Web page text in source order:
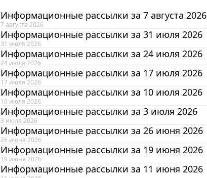
Информационные рассылки за 7 августа 2026
7 августа 2026
Информационные рассылки за 31 июля 2026
31 июля 2026
Информационные рассылки за 24 июля 2026
24 июля 2026
Информационные рассылки за 17 июля 2026
17 июля 2026
Информационные рассылки за 10 июля 2026
10 июля 2026
Информационные рассылки за 3 июля 2026
3 июля 2026
Информационные рассылки за 26 июня 2026
26 июня 2026
Информационные рассылки за 19 июня 2026
19 июня 2026
Информационные рассылки за 11 июня 2026